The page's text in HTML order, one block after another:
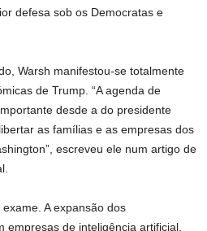
defesa sob os Democratas e
Warsh manifestou-se totalmente
de Trump. “A agenda de
desde a do presidente
as famílias e as empresas dos
escreveu ele num artigo de
A expansão dos
empresas de inteligência artificial,